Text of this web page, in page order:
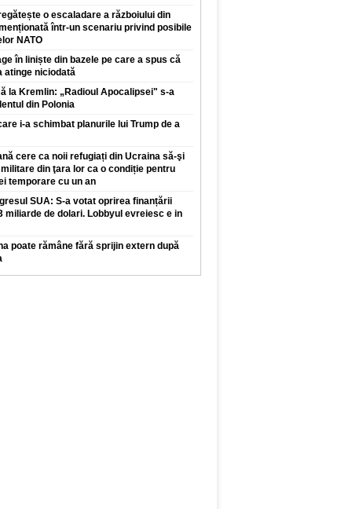
o escaladare a războiului din
într-un scenariu privind posibile
NATO
în liniște din bazele pe care a spus că
atinge niciodată
la Kremlin: „Radioul Apocalipsei" s-a
din Polonia
i-a schimbat planurile lui Trump de a
cere ca noii refugiați din Ucraina să-şi
din ţara lor ca o condiție pentru
temporare cu un an
SUA: S-a votat oprirea finanțării
miliarde de dolari. Lobbyul evreiesc e in
poate rămâne fără sprijin extern după